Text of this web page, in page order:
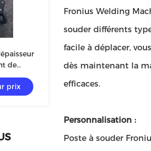
de
0.8-
prix
Fronius Welding
souder différents
facile à déplacer,
dès maintenant la
efficaces.
Personnalisation :
Poste à souder